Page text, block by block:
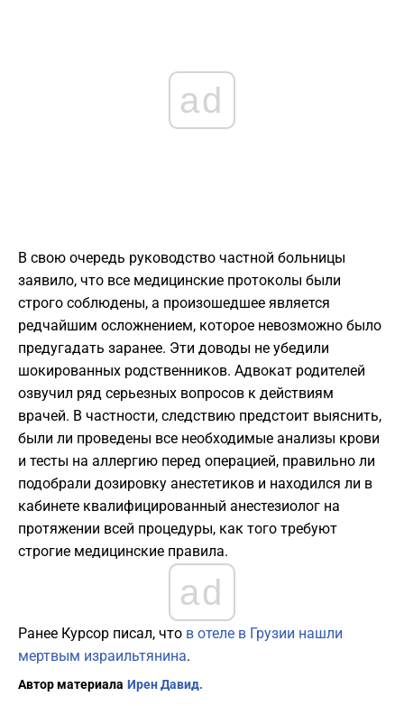
ad
В свою очередь руководство частной больницы
заявило, что все медицинские протоколы были
строго соблюдены, а произошедшее является
редчайшим осложнением, которое невозможно было
предугадать заранее. Эти доводы не убедили
шокированных родственников. Адвокат родителей
озвучил ряд серьезных вопросов к действиям
врачей. В частности, следствию предстоит выяснить,
были ли проведены все необходимые анализы крови
и тесты на аллергию перед операцией, правильно ли
подобрали дозировку анестетиков и находился ли в
кабинете квалифицированный анестезиолог на
протяжении всей процедуры, как того требуют
строгие медицинские правила.
ad
Ранее Курсор писал, что в отеле в Грузии нашли
мертвым израильтянина.
Автор материала Ирен Давид.